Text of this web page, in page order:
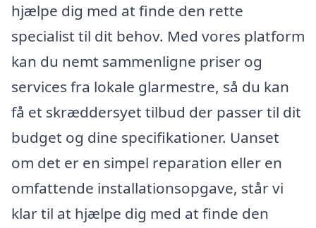
hjælpe dig med at finde den rette
specialist til dit behov. Med vores platform
kan du nemt sammenligne priser og
services fra lokale glarmestre, så du kan
få et skræddersyet tilbud der passer til dit
budget og dine specifikationer. Uanset
om det er en simpel reparation eller en
omfattende installationsopgave, står vi
klar til at hjælpe dig med at finde den